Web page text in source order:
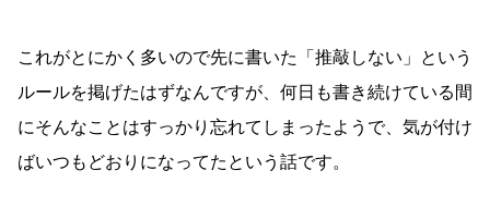
これがとにかく多いので先に書いた「推敲しない」という
ルールを掲げたはずなんですが、何日も書き続けている間
にそんなことはすっかり忘れてしまったようで、気が付け
ばいつもどおりになってたという話です。